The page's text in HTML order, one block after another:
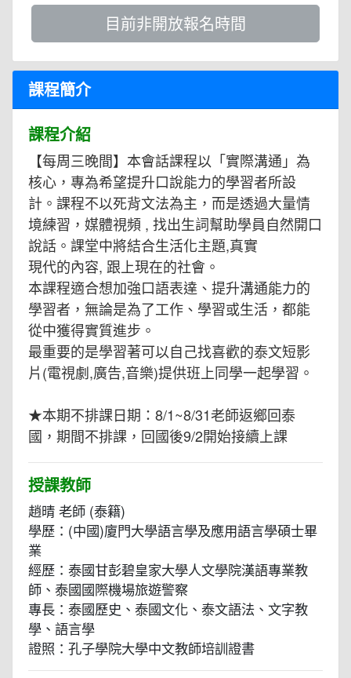
目前非開放報名時間
課程簡介
課程介紹
【每周三晚間】本會話課程以「實際溝通」為
核心，專為希望提升口說能力的學習者所設
計。課程不以死背文法為主，而是透過大量情
境練習，媒體視頻 , 找出生詞幫助學員自然開口
說話。課堂中將結合生活化主題,真實
現代的內容, 跟上現在的社會。
本課程適合想加強口語表達、提升溝通能力的
學習者，無論是為了工作、學習或生活，都能
從中獲得實質進步。
最重要的是學習著可以自己找喜歡的泰文短影
片(電視劇,廣告,音樂)提供班上同學一起學習。
★本期不排課日期：8/1~8/31老師返鄉回泰
國，期間不排課，回國後9/2開始接續上課
授課教師
趙晴 老師 (泰籍)
學歷：(中國)廈門大學語言學及應用語言學碩士畢
業
經歷：泰國甘彭碧皇家大學人文學院漢語專業教
師、泰國國際機場旅遊警察
專長：泰國歷史、泰國文化、泰文語法、文字教
學、語言學
證照：孔子學院大學中文教師培訓證書